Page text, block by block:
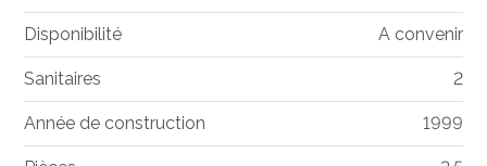
Disponibilité A convenir
Sanitaires 2
Année de construction 1999